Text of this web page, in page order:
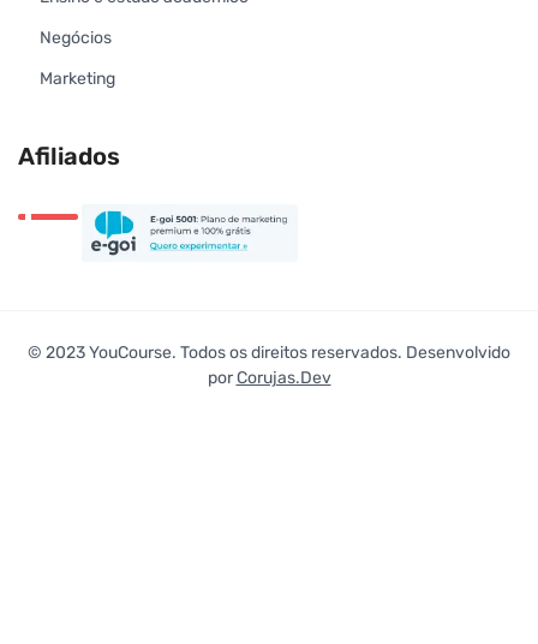
Negócios
Marketing
Afiliados
© 2023 YouCourse. Todos os direitos reservados. Desenvolvido
porCorujas.Dev